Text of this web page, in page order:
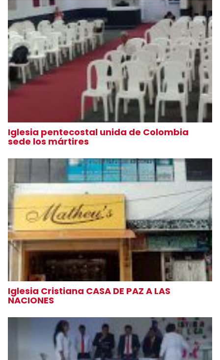
Iglesia pentecostal unida de Colombia
sede los mártires
Iglesia Cristiana CASA DE PAZ A LAS
NACIONES